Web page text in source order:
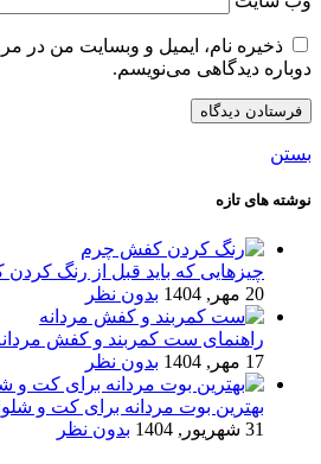
ذخیره نام، ایمیل و وبسایت من در
دوباره دیدگاهی می‌نویسم.
بستن
نوشته های تازه
چیزهایی که باید قبل از رنگ
20 مهر, 1404
بدون نظر
راهنمای ست کمربند و کفش
17 مهر, 1404
بدون نظر
بهترین بوت مردانه برای کت و
31 شهریور, 1404
بدون نظر